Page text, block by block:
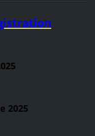
2025